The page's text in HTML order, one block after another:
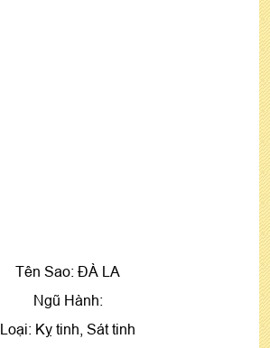
Tên Sao: ĐÀ LA
Ngũ Hành:
Loại: Kỵ tinh, Sát tinh